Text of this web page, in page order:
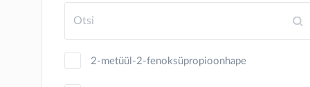
2-metüül-2-fenoksüpropioonhape